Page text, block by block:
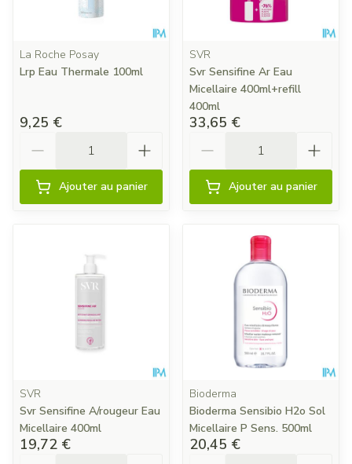
La Roche Posay
Lrp Eau Thermale 100ml
9,25 €
Ajouter au panier
SVR
Svr Sensifine Ar Eau
Micellaire 400ml+refill
400ml
33,65 €
Ajouter au panier
SVR
Svr Sensifine A/rougeur Eau
Micellaire 400ml
19,72 €
Bioderma
Bioderma Sensibio H2o Sol
Micellaire P Sens. 500ml
20,45 €